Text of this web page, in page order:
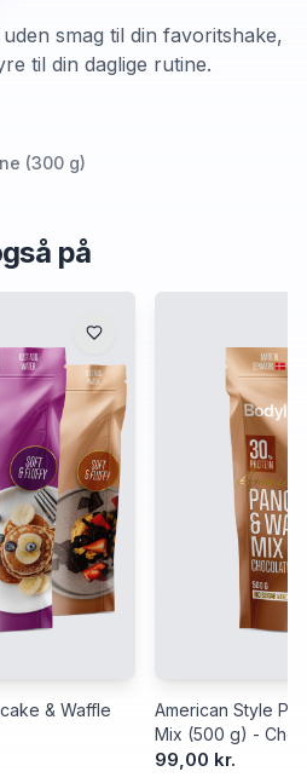
(300 g)
smag til din favoritshake,
til din daglige rutine.
på
& Waffle
American Style
Mix (500 g) -
99,00 kr.